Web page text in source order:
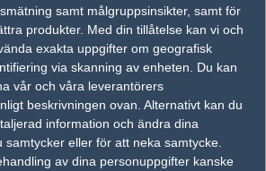
samt målgruppsinsikter, samt för
produkter. Med din tillåtelse kan vi och
exakta uppgifter om geografisk
via skanning av enheten. Du kan
vår och våra leverantörers
beskrivningen ovan. Alternativt kan du
information och ändra dina
samtycker eller för att neka samtycke.
av dina personuppgifter kanske
18-22
16-10